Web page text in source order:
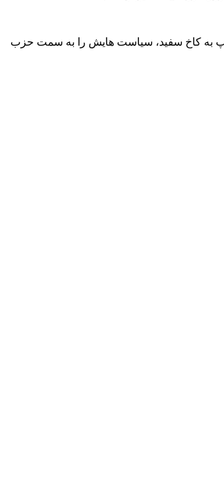
به کاخ سفید، سیاست هایش را به سمت حزب